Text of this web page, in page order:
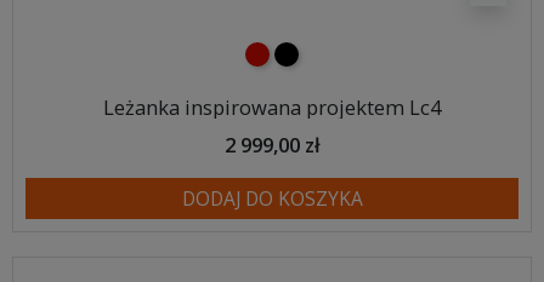
czerwony
czarny
Leżanka inspirowana projektem Lc4
2 999,00 zł
DODAJ DO KOSZYKA